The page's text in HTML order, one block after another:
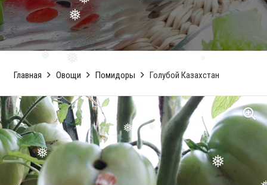
❅
❅
❅
❅
❅
❅❅
❅
Главная Овощи Помидоры Голубой Казахстан